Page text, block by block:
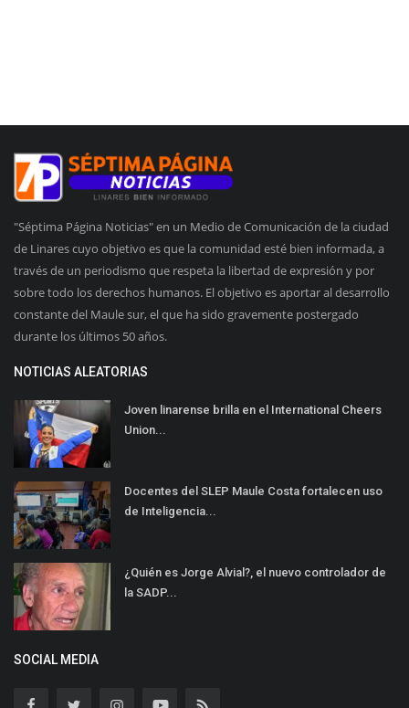
"Séptima Página Noticias" en un Medio de Comunicación de la ciudad
de Linares cuyo objetivo es que la comunidad esté bien informada, a
través de un periodismo que respeta la libertad de expresión y por
sobre todo los derechos humanos. El objetivo es aportar al desarrollo
constante del Maule sur, el que ha sido gravemente postergado
durante los últimos 50 años.
NOTICIAS ALEATORIAS
Joven linarense brilla en el International Cheers
Union...
Docentes del SLEP Maule Costa fortalecen uso
de Inteligencia...
¿Quién es Jorge Alvial?, el nuevo controlador de
la SADP...
SOCIAL MEDIA